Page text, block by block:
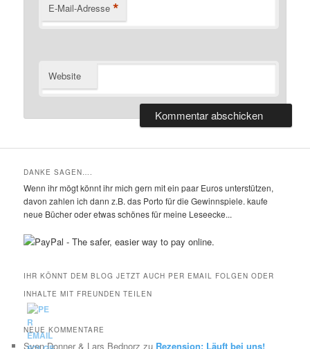
E-Mail-Adresse *
Website
DANKE SAGEN….
Wenn ihr mögt könnt ihr mich gern mit ein paar Euros unterstützen,
davon zahlen ich dann z.B. das Porto für die Gewinnspiele. kaufe
neue Bücher oder etwas schönes für meine Leseecke...
IHR KÖNNT DEM BLOG JETZT AUCH PER EMAIL FOLGEN ODER
INHALTE MIT FREUNDEN TEILEN
NEUE KOMMENTARE
Sven Donner & Lars Bednorz zu Rezension: Läuft bei uns!